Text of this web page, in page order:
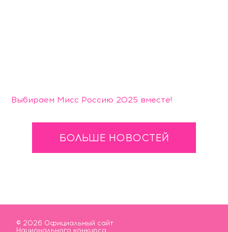
Выбираем Мисс Россию 2025 вместе!
БОЛЬШЕ НОВОСТЕЙ
© 2026 Официальный сайт
Национального конкурса